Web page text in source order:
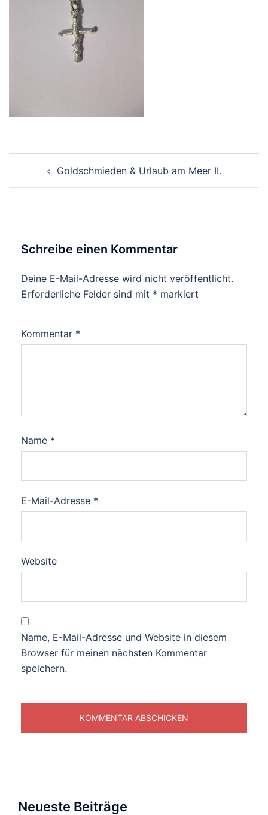
Goldschmieden & Urlaub am Meer II.
Schreibe einen Kommentar
Deine E-Mail-Adresse wird nicht veröffentlicht.
Erforderliche Felder sind mit * markiert
Kommentar *
Name *
E-Mail-Adresse *
Website
Name, E-Mail-Adresse und Website in diesem
Browser für meinen nächsten Kommentar
speichern.
Neueste Beiträge